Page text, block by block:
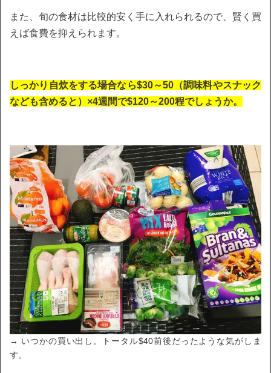
また、旬の食材は比較的安く手に入れられるので、賢く買
えば食費を抑えられます。
しっかり自炊をする場合なら$30～50（調味料やスナック
なども含めると）×4週間で$120～200程でしょうか。
→ いつかの買い出し。トータル$40前後だったような気がしま
す。